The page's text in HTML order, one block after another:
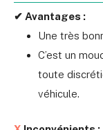
✔ Avantages :
Une très
C’est un
toute
véhicule.